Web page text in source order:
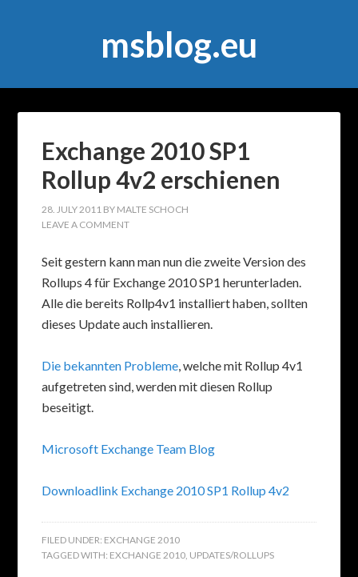
msblog.eu
Exchange 2010 SP1
Rollup 4v2 erschienen
28. JULY 2011 BY MALTE SCHOCH
LEAVE A COMMENT
Seit gestern kann man nun die zweite Version des
Rollups 4 für Exchange 2010 SP1 herunterladen.
Alle die bereits Rollp4v1 installiert haben, sollten
dieses Update auch installieren.
Die bekannten Probleme, welche mit Rollup 4v1
aufgetreten sind, werden mit diesen Rollup
beseitigt.
Microsoft Exchange Team Blog
Downloadlink Exchange 2010 SP1 Rollup 4v2
FILED UNDER: EXCHANGE 2010
TAGGED WITH: EXCHANGE 2010, UPDATES/ROLLUPS